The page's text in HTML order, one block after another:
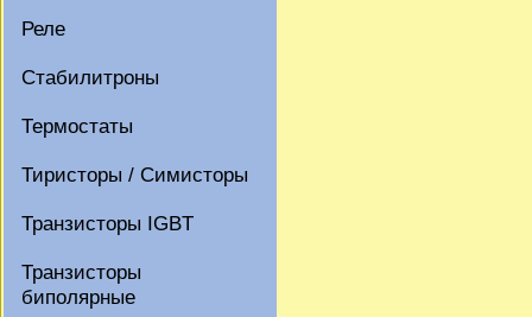
Реле
Стабилитроны
Термостаты
Тиристоры / Симисторы
Транзисторы IGBT
Транзисторы
биполярные